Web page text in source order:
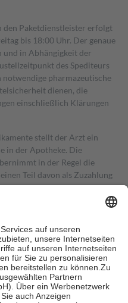
den Paketdienstleister erfolgt
bis 18:00 Uhr. Der genaue
und in Abhängigkeit der
des Spediteurs
pharmazeutische
dienen, die
einschließlich Klärungen
stellt der Arzt ein
in der Apotheke. Die
in der Regel die
Teil davon als Zuzahlung
in Höhe von zehn
nie mehr als die tatsächlichen
für Online-Apotheken.
beträgt die
sowie zehn Euro je
für ihre eigene Gesundheit zu